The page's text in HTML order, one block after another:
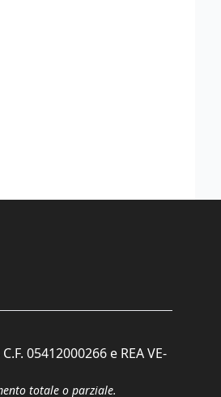
05412000266 e REA VE-
totale o parziale.